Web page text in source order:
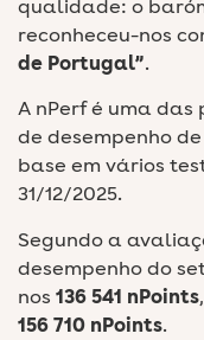
qualidade: o
reconheceu-nos
de Portugal”.
A nPerf é uma
de desempenho
base em vários
31/12/2025.
Segundo a
desempenho do
nos 136 541 nPoints
156 710 nPoints.